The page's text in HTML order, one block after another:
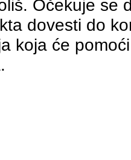
Očekuje se
dovesti do
koja će